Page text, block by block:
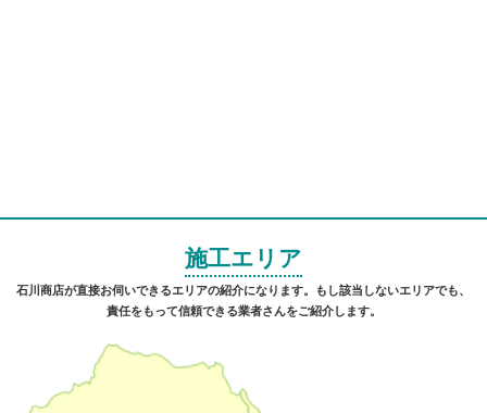
施工エリア
石川商店が直接お伺いできるエリアの紹介になります。もし該当しないエリアでも、
責任をもって信頼できる業者さんをご紹介します。